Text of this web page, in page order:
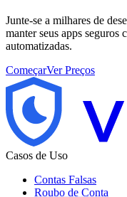
Junte-se a milhares de
manter seus apps seguros
automatizadas.
ComeçarVer Preços
Casos de Uso
Contas Falsas
Roubo de Conta